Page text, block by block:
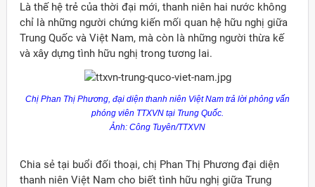
Là thế hệ trẻ của thời đại mới, thanh niên hai nước không
chỉ là những người chứng kiến mối quan hệ hữu nghị giữa
Trung Quốc và Việt Nam, mà còn là những người thừa kế
và xây dựng tình hữu nghị trong tương lai.
Chị Phan Thị Phương, đại diện thanh niên Việt Nam trả lời phỏng vấn
phóng viên TTXVN tại Trung Quốc.
Ảnh: Công Tuyên/TTXVN
Chia sẻ tại buổi đối thoại, chị Phan Thị Phương đại diện
thanh niên Việt Nam cho biết tình hữu nghị giữa Trung